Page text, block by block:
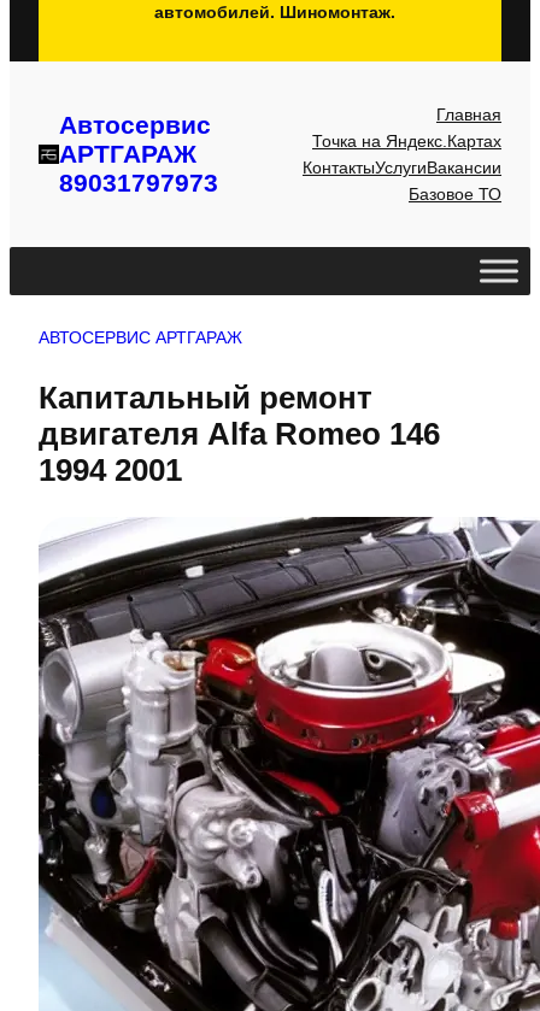
автомобилей. Шиномонтаж.
Автосервис
АРТГАРАЖ
89031797973
Главная
Точка на Яндекс.Картах
КонтактыУслугиВакансии
Базовое ТО
АВТОСЕРВИС АРТГАРАЖ
Капитальный ремонт
двигателя Alfa Romeo 146
1994 2001